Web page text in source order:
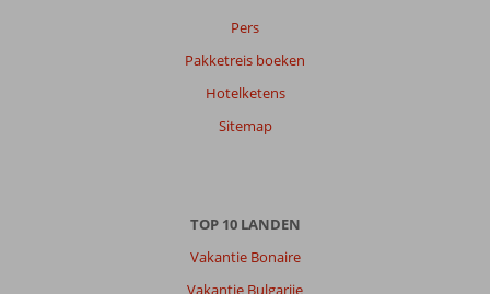
Pers
Pakketreis boeken
Hotelketens
Sitemap
TOP 10 LANDEN
Vakantie Bonaire
Vakantie Bulgarije